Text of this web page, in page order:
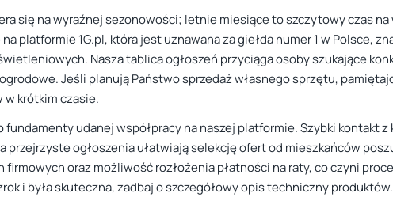
się na wyraźnej sezonowości; letnie miesiące to szczytowy czas
platformie 1G.pl, która jest uznawana za giełda numer 1 w Polsce,
Nasza tablica ogłoszeń przyciąga osoby szukające
Jeśli planują Państwo sprzedaż własnego sprzętu,
krótkim czasie.
fundamenty udanej współpracy na naszej platformie. Szybki kontakt
przejrzyste ogłoszenia ułatwiają selekcję ofert od mieszkańców
firmowych oraz możliwość rozłożenia płatności na raty, co czyni
i była skuteczna, zadbaj o szczegółowy opis techniczny